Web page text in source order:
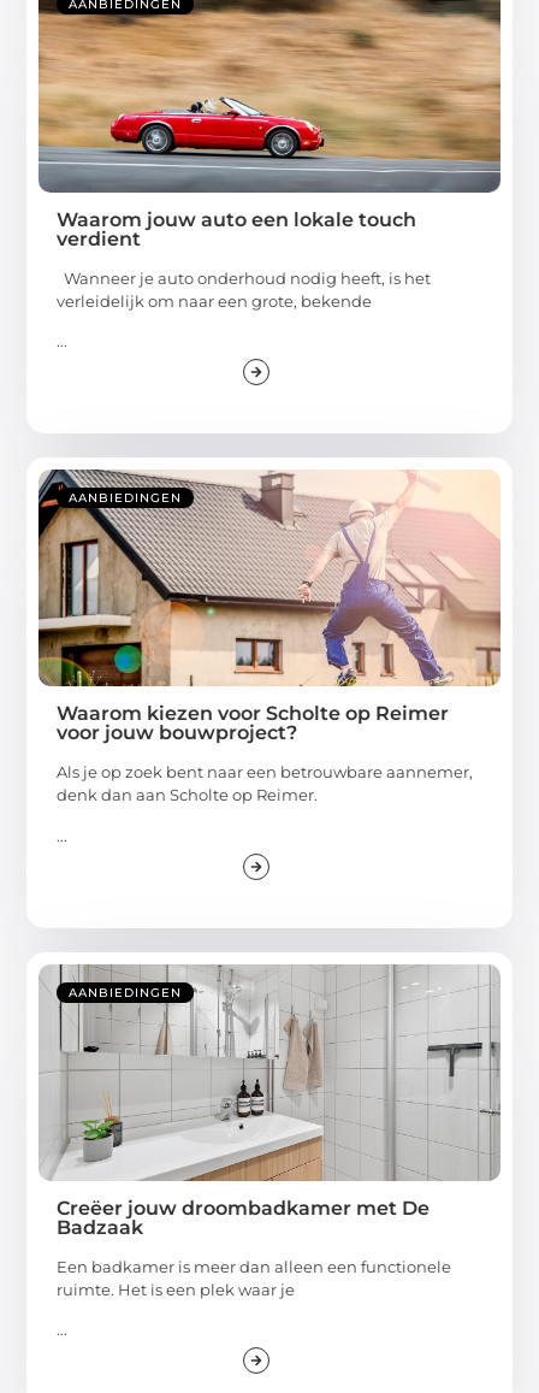
AANBIEDINGEN
Waarom jouw auto een lokale touch
verdient
Wanneer je auto onderhoud nodig heeft, is het
verleidelijk om naar een grote, bekende
...
AANBIEDINGEN
Waarom kiezen voor Scholte op Reimer
voor jouw bouwproject?
Als je op zoek bent naar een betrouwbare aannemer,
denk dan aan Scholte op Reimer.
...
AANBIEDINGEN
Creëer jouw droombadkamer met De
Badzaak
Een badkamer is meer dan alleen een functionele
ruimte. Het is een plek waar je
...